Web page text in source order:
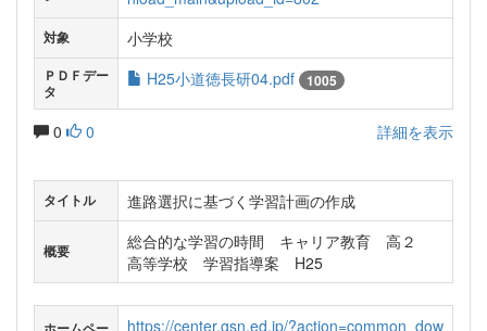
対象 小学校
ＰＤＦデー
タ
H25小道徳長研04.pdf 1005
0 0 詳細を表示
タイトル 進路選択に基づく学習計画の作成
概要
総合的な学習の時間 キャリア教育 高２
高等学校 学習指導案 H25
https://center.gsn.ed.jp/?action=common_dow